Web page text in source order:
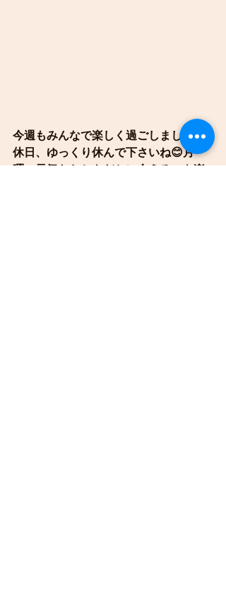
今週もみんなで楽しく過ごしました😁
休日、ゆっくり休んで下さいね😊月
曜、元気なおともだちに会えるのを楽